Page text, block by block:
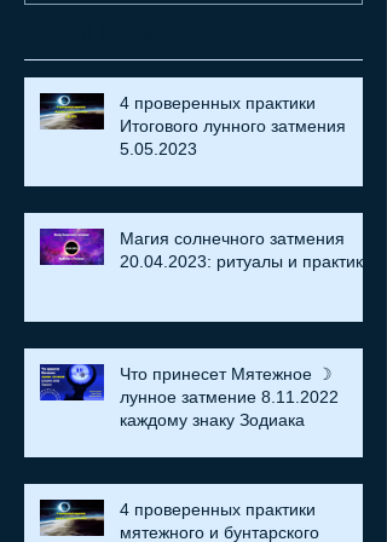
4 проверенных практики
Итогового лунного затмения
5.05.2023
Магия солнечного затмения
20.04.2023: ритуалы и практики
Что принесет Мятежное ☽
лунное затмение 8.11.2022
каждому знаку Зодиака
4 проверенных практики
мятежного и бунтарского